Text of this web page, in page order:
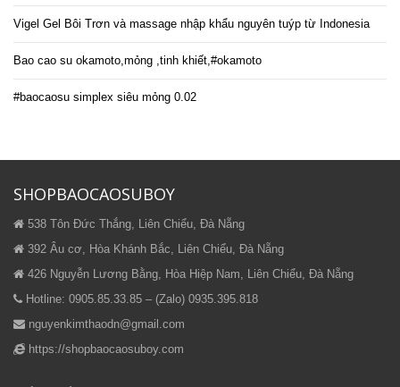
Vigel Gel Bôi Trơn và massage nhập khẩu nguyên tuýp từ Indonesia
Bao cao su okamoto,mỏng ,tinh khiết,#okamoto
#baocaosu simplex siêu mỏng 0.02
SHOPBAOCAOSUBOY
538 Tôn Đức Thắng, Liên Chiểu, Đà Nẵng
392 Âu cơ, Hòa Khánh Bắc, Liên Chiểu, Đà Nẵng
426 Nguyễn Lương Bằng, Hòa Hiệp Nam, Liên Chiểu, Đà Nẵng
Hotline: 0905.85.33.85 – (Zalo) 0935.395.818
nguyenkimthaodn@gmail.com
https://shopbaocaosuboy.com